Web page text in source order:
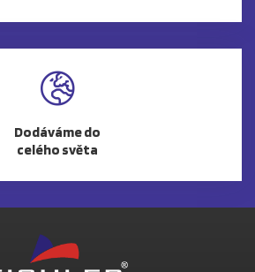
Dodáváme do
celého světa